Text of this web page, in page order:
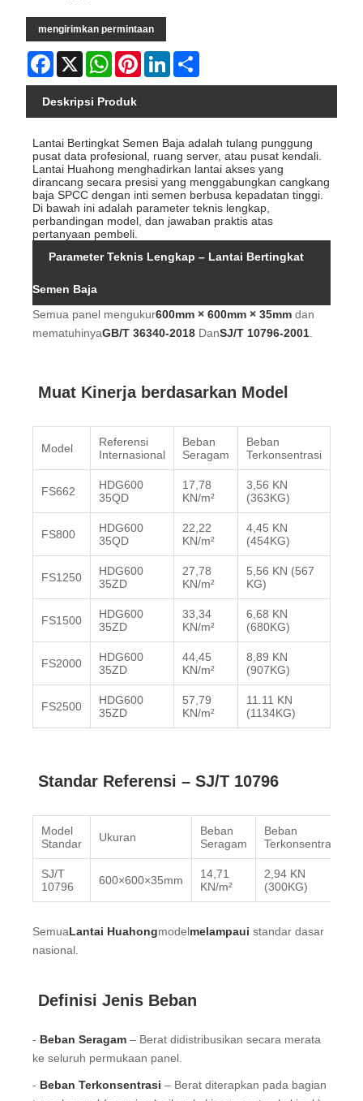
mengirimkan permintaan
Facebook
X WhatsAppPinterestLinkedIn
Deskripsi Produk
Lantai Bertingkat Semen Baja adalah tulang punggung
pusat data profesional, ruang server, atau pusat kendali.
Lantai Huahong menghadirkan lantai akses yang
dirancang secara presisi yang menggabungkan cangkang
baja SPCC dengan inti semen berbusa kepadatan tinggi.
Di bawah ini adalah parameter teknis lengkap,
perbandingan model, dan jawaban praktis atas
pertanyaan pembeli.
Parameter Teknis Lengkap – Lantai Bertingkat
Semen Baja
Semua panel mengukur600mm × 600mm × 35mm dan
mematuhinyaGB/T 36340-2018 DanSJ/T 10796-2001.
Muat Kinerja berdasarkan Model
Model
Referensi
Internasional
Beban
Seragam
Beban
Terkonsentrasi
FS662
HDG600
35QD
17,78
KN/m²
3,56 KN
(363KG)
FS800
HDG600
35QD
22,22
KN/m²
4,45 KN
(454KG)
FS1250
HDG600
35ZD
27,78
KN/m²
5,56 KN (567
KG)
FS1500
HDG600
35ZD
33,34
KN/m²
6,68 KN
(680KG)
FS2000
HDG600
35ZD
44,45
KN/m²
8,89 KN
(907KG)
FS2500
HDG600
35ZD
57,79
KN/m²
11.11 KN
(1134KG)
Standar Referensi – SJ/T 10796
Model
Standar
Ukuran
Beban
Seragam
Beban
Terkonsentrasi
SJ/T
10796
600×600×35mm
14,71
KN/m²
2,94 KN
(300KG)
SemuaLantai Huahongmodelmelampaui standar dasar
nasional.
Definisi Jenis Beban
- Beban Seragam – Berat didistribusikan secara merata
ke seluruh permukaan panel.
- Beban Terkonsentrasi – Berat diterapkan pada bagian